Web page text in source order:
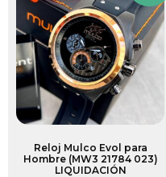
Reloj Mulco Evol para
Hombre (MW3 21784 023)
LIQUIDACIÓN